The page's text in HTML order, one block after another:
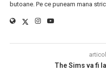
butoane. Pe ce puneam mana
The Sims va fi